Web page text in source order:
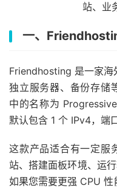
站、业
一、
Friendhosting 是一家海
独立服务器、备份存储
中的名称为
默认包含 1 个 IPv4，端
这款产品适合有一定服
站、搭建面板环境、运
如果您需要更强 CPU